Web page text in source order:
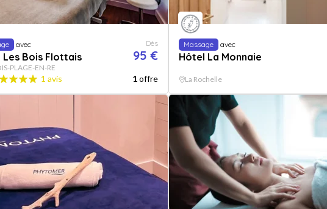
avec
Les Bois Flottais
Dès
95 €
PLAGE-EN-RE
1 avis 1offre
Massage avec
Hôtel La Monnaie
La Rochelle